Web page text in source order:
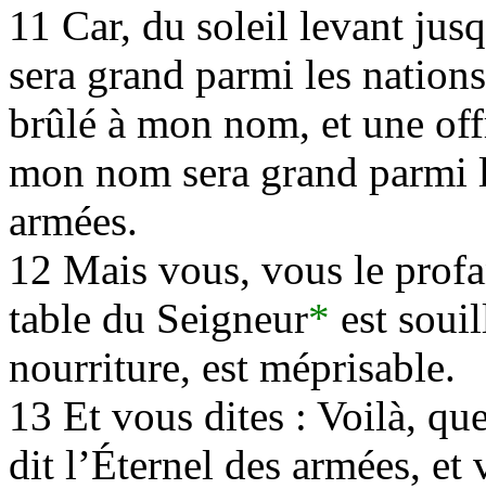
11 Car, du soleil levant
sera grand parmi les
brûlé à mon nom, et une
mon nom sera grand parmi
armées.
12 Mais vous, vous le
table du Seigneur* est
nourriture, est méprisable.
13 Et vous dites : Voilà,
dit l’Éternel des armées, et